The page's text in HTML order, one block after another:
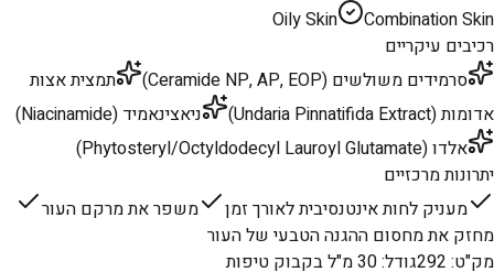
Oily Skin
Combination Skin
רכיבים עיקריים
סרמידים משולשים (Ceramide NP, AP, EOP)
תמצית אצות
אדומות (Undaria Pinnatifida Extract)
ניאצינאמיד (Niacinamide)
אלדו (Phytosteryl/Octyldodecyl Lauroyl Glutamate)
יתרונות מרכזיים
מעניק לחות אינטנסיבית לאורך זמן
משפר את מרקם העור
מחזק את מחסום ההגנה הטבעי של העור
מק"ט:
292גודל:30 מ"ל בקבוק טיפות